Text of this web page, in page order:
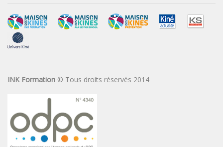
INK Formation © Tous droits réservés 2014